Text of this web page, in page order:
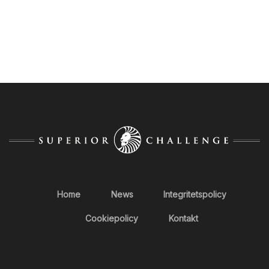
Home News Integritetspolicy
Cookiepolicy Kontakt